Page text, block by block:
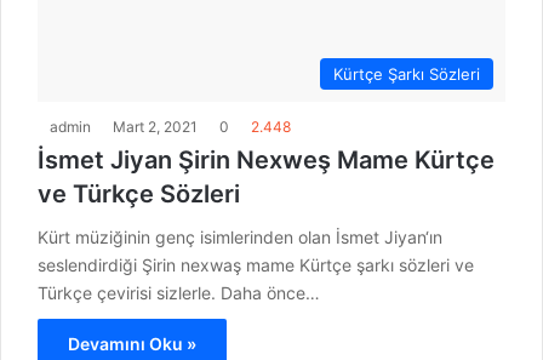
Kürtçe Şarkı Sözleri
admin Mart 2, 2021 0 2.448
İsmet Jiyan Şirin Nexweş Mame Kürtçe
ve Türkçe Sözleri
Kürt müziğinin genç isimlerinden olan İsmet Jiyan‘ın
seslendirdiği Şirin nexwаş mаme Kürtçe şarkı sözleri ve
Türkçe çevirisi sizlerle. Daha önce…
Devamını Oku »